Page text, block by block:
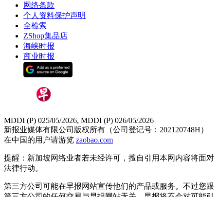
网络条款
个人资料保护声明
全检索
ZShop集品店
海峡时报
商业时报
MDDI (P) 025/05/2026, MDDI (P) 026/05/2026
新报业媒体有限公司版权所有（公司登记号：202120748H）
在中国的用户请游览 zaobao.com
提醒：新加坡网络业者若未经许可，擅自引用本网内容将面对
法律行动。
第三方公司可能在早报网站宣传他们的产品或服务。不过您跟